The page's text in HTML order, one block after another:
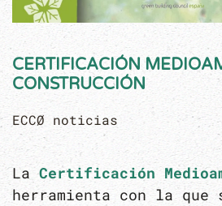
CERTIFICACIÓN
CONSTRUCCIÓN
ECCØ noticias
LaCertificación
herramienta con la que